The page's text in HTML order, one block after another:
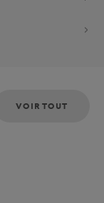
VOIR TOUT